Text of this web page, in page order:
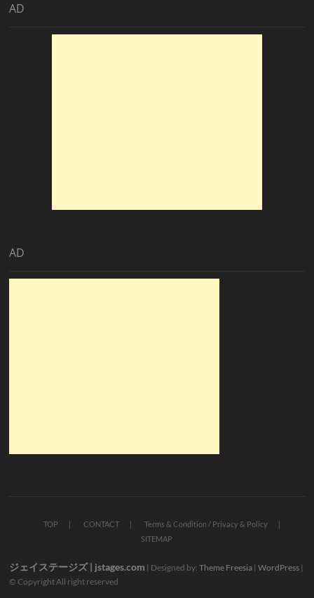
AD
AD
TOP CONTACT
Terms & Condition / Privacy & Policy
SITEMAP
ジェイステージズ | jstages.com | Designed by:Theme Freesia |WordPress |
© Copyright All right reserved